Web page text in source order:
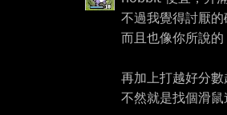
不過我覺得討厭
而且也像你所說
再加上打越好分
不然就是找個滑